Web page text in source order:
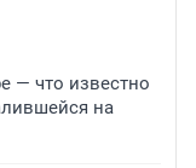
— что известно
на